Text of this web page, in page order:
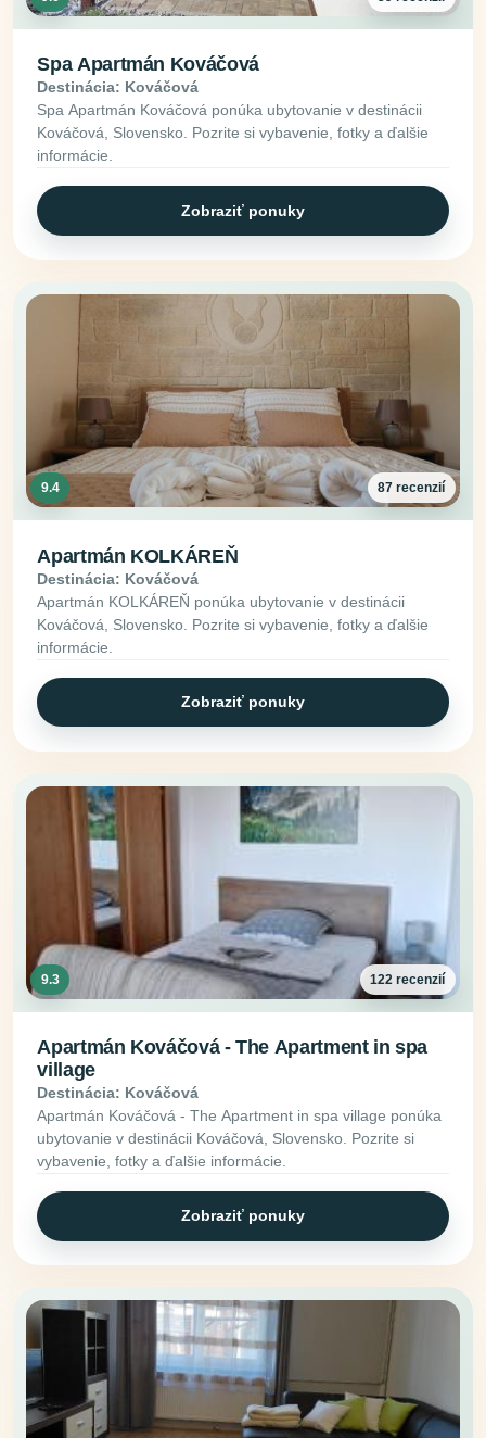
Spa Apartmán Kováčová
Destinácia: Kováčová
Spa Apartmán Kováčová ponúka ubytovanie v destinácii
Kováčová, Slovensko. Pozrite si vybavenie, fotky a ďalšie
informácie.
Zobraziť ponuky
9.4 87 recenzií
Apartmán KOLKÁREŇ
Destinácia: Kováčová
Apartmán KOLKÁREŇ ponúka ubytovanie v destinácii
Kováčová, Slovensko. Pozrite si vybavenie, fotky a ďalšie
informácie.
Zobraziť ponuky
9.3 122 recenzií
Apartmán Kováčová - The Apartment in spa
village
Destinácia: Kováčová
Apartmán Kováčová - The Apartment in spa village ponúka
ubytovanie v destinácii Kováčová, Slovensko. Pozrite si
vybavenie, fotky a ďalšie informácie.
Zobraziť ponuky